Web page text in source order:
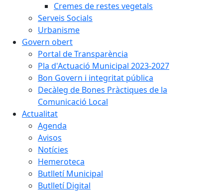
Cremes de restes vegetals
Serveis Socials
Urbanisme
Govern obert
Portal de Transparència
Pla d'Actuació Municipal 2023-2027
Bon Govern i integritat pública
Decàleg de Bones Pràctiques de la
Comunicació Local
Actualitat
Agenda
Avisos
Notícies
Hemeroteca
Butlletí Municipal
Butlletí Digital